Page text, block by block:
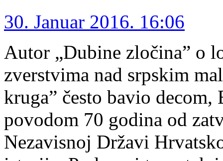
30. Januar 2016. 16:06
Autor „Dubine zločina” o
zverstvima nad srpskim
kruga” često bavio
povodom 70 godina od
Nezavisnoj Državi